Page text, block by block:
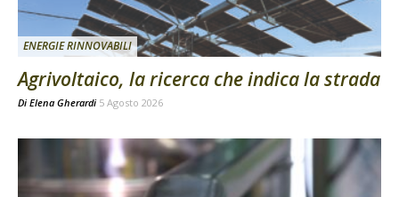
ENERGIE RINNOVABILI
Agrivoltaico, la ricerca che indica la strada
Di Elena Gherardi 5 Agosto 2026